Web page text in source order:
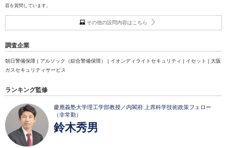
容を質問しています。
その他の設問内容はこちら
調査企業
朝日警備保障 | アルソック（綜合警備保障） | イオンディライトセキュリティ | イセット | 大阪
ガスセキュリティサービス
ランキング監修
慶應義塾大学理工学部教授／内閣府 上席科学技術政策フェロー
（非常勤）
鈴木秀男